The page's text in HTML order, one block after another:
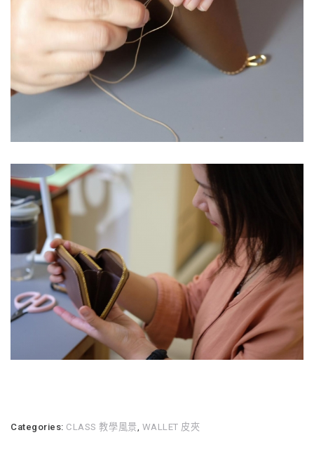
Categories: CLASS 教學風景 WALLET 皮夾